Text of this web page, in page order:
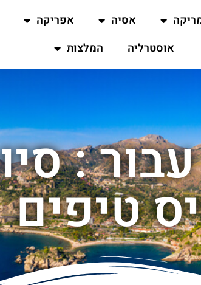
אסיה אפריקה
אוסטרליה
המלצות
:
טיפים